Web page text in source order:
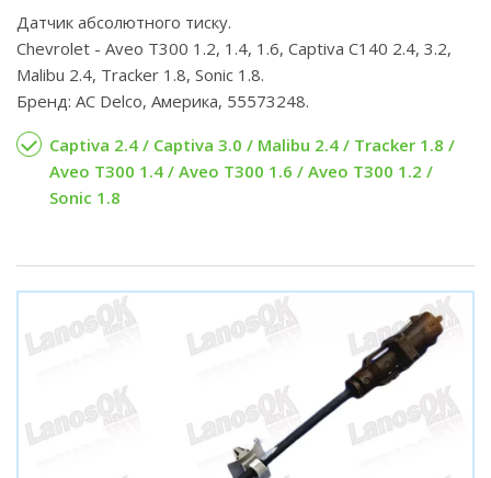
Датчик абсолютного тиску.
Chevrolet - Aveo T300 1.2, 1.4, 1.6, Captiva C140 2.4, 3.2,
Malibu 2.4, Tracker 1.8, Sonic 1.8.
Бренд: AC Delco, Америка, 55573248.
Captiva 2.4 / Captiva 3.0 / Malibu 2.4 / Tracker 1.8 /
Aveo T300 1.4 / Aveo T300 1.6 / Aveo T300 1.2 /
Sonic 1.8